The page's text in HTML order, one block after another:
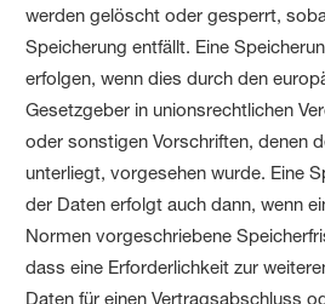
werden gelöscht oder gesperrt,
Speicherung entfällt. Eine
erfolgen, wenn dies durch den
Gesetzgeber in unionsrechtlichen
oder sonstigen Vorschriften, denen
unterliegt, vorgesehen wurde. Eine
der Daten erfolgt auch dann, wenn
Normen vorgeschriebene
dass eine Erforderlichkeit zur
Daten für einen Vertragsabschluss